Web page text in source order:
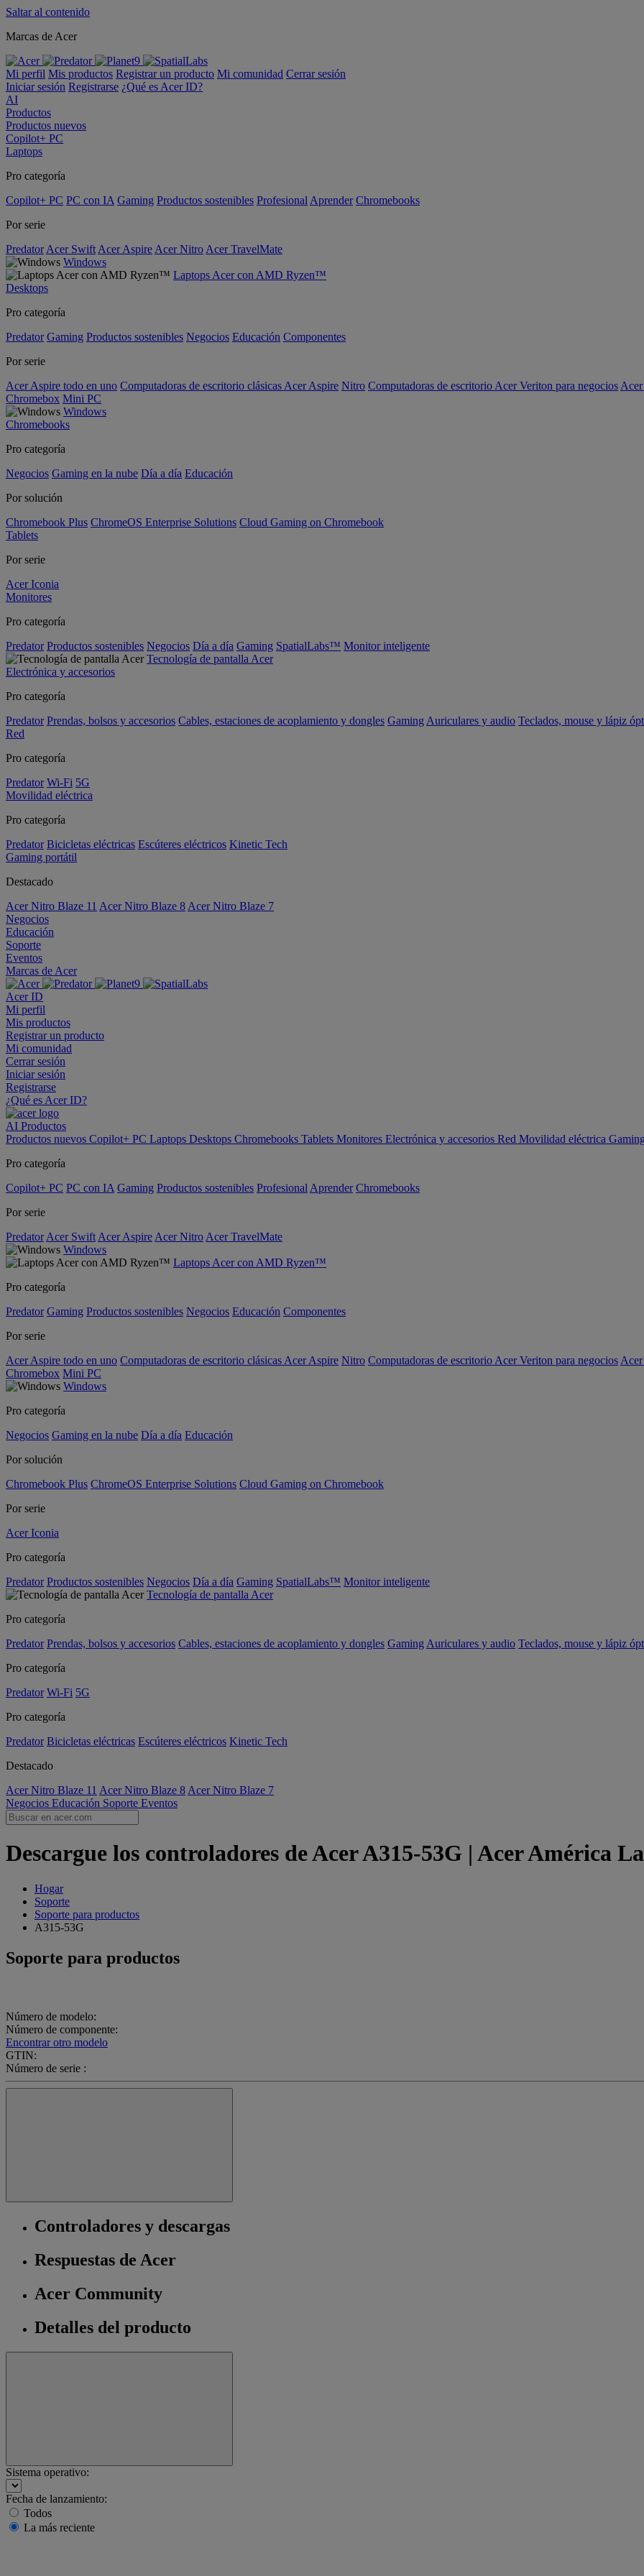
Saltar al contenido
Marcas de Acer
Mi perfil Mis productos Registrar un producto Mi comunidad Cerrar sesión
Iniciar sesión Registrarse ¿Qué es Acer ID?
AI
Productos
Productos nuevos
Copilot+ PC
Laptops
Pro categoría
Copilot+ PC PC con IA Gaming Productos sostenibles Profesional Aprender Chromebooks
Por serie
Predator Acer Swift Acer Aspire Acer Nitro Acer TravelMate
Windows
Laptops Acer con AMD Ryzen™
Desktops
Pro categoría
Predator Gaming Productos sostenibles Negocios Educación Componentes
Por serie
Acer Aspire todo en uno Computadoras de escritorio clásicas Acer Aspire Nitro Computadoras de escritorio Acer Veriton para negocios
Chromebox Mini PC
Windows
Chromebooks
Pro categoría
Negocios Gaming en la nube Día a día Educación
Por solución
Chromebook Plus ChromeOS Enterprise Solutions Cloud Gaming on Chromebook
Tablets
Por serie
Acer Iconia
Monitores
Pro categoría
Predator Productos sostenibles Negocios Día a día Gaming SpatialLabs™ Monitor inteligente
Tecnología de pantalla Acer
Electrónica y accesorios
Pro categoría
Predator Prendas, bolsos y accesorios Cables, estaciones de acoplamiento y dongles Gaming Auriculares y audio Teclados, mouse y lápiz
Red
Pro categoría
Predator Wi-Fi 5G
Movilidad eléctrica
Pro categoría
Predator Bicicletas eléctricas Escúteres eléctricos Kinetic Tech
Gaming portátil
Destacado
Acer Nitro Blaze 11 Acer Nitro Blaze 8 Acer Nitro Blaze 7
Negocios
Educación
Soporte
Eventos
Marcas de Acer
Acer ID
Mi perfil
Mis productos
Registrar un producto
Mi comunidad
Cerrar sesión
Iniciar sesión
Registrarse
¿Qué es Acer ID?
AI Productos
Productos nuevos Copilot+ PC Laptops Desktops Chromebooks Tablets Monitores Electrónica y accesorios Red Movilidad eléctrica
Pro categoría
Copilot+ PC PC con IA Gaming Productos sostenibles Profesional Aprender Chromebooks
Por serie
Predator Acer Swift Acer Aspire Acer Nitro Acer TravelMate
Windows
Laptops Acer con AMD Ryzen™
Pro categoría
Predator Gaming Productos sostenibles Negocios Educación Componentes
Por serie
Acer Aspire todo en uno Computadoras de escritorio clásicas Acer Aspire Nitro Computadoras de escritorio Acer Veriton para negocios
Chromebox Mini PC
Windows
Pro categoría
Negocios Gaming en la nube Día a día Educación
Por solución
Chromebook Plus ChromeOS Enterprise Solutions Cloud Gaming on Chromebook
Por serie
Acer Iconia
Pro categoría
Predator Productos sostenibles Negocios Día a día Gaming SpatialLabs™ Monitor inteligente
Tecnología de pantalla Acer
Pro categoría
Predator Prendas, bolsos y accesorios Cables, estaciones de acoplamiento y dongles Gaming Auriculares y audio Teclados, mouse y lápiz
Pro categoría
Predator Wi-Fi 5G
Pro categoría
Predator Bicicletas eléctricas Escúteres eléctricos Kinetic Tech
Destacado
Acer Nitro Blaze 11 Acer Nitro Blaze 8 Acer Nitro Blaze 7
Negocios Educación Soporte Eventos
Descargue los controladores de Acer A315-53G | Acer América
Hogar
Soporte
Soporte para productos
A315-53G
Soporte para productos
Número de modelo:
Número de componente:
Encontrar otro modelo
GTIN:
Número de serie :
Controladores y descargas
Respuestas de Acer
Acer Community
Detalles del producto
Sistema operativo:
Fecha de lanzamiento:
Todos
La más reciente